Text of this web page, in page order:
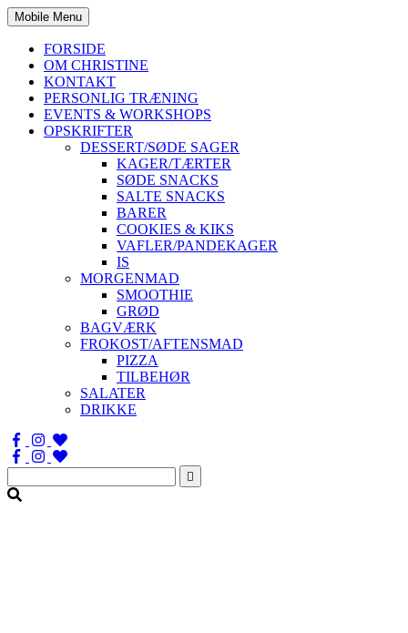
Mobile Menu
FORSIDE
OM CHRISTINE
KONTAKT
PERSONLIG TRÆNING
EVENTS & WORKSHOPS
OPSKRIFTER
DESSERT/SØDE SAGER
KAGER/TÆRTER
SØDE SNACKS
SALTE SNACKS
BARER
COOKIES & KIKS
VAFLER/PANDEKAGER
IS
MORGENMAD
SMOOTHIE
GRØD
BAGVÆRK
FROKOST/AFTENSMAD
PIZZA
TILBEHØR
SALATER
DRIKKE
Søg
efter: